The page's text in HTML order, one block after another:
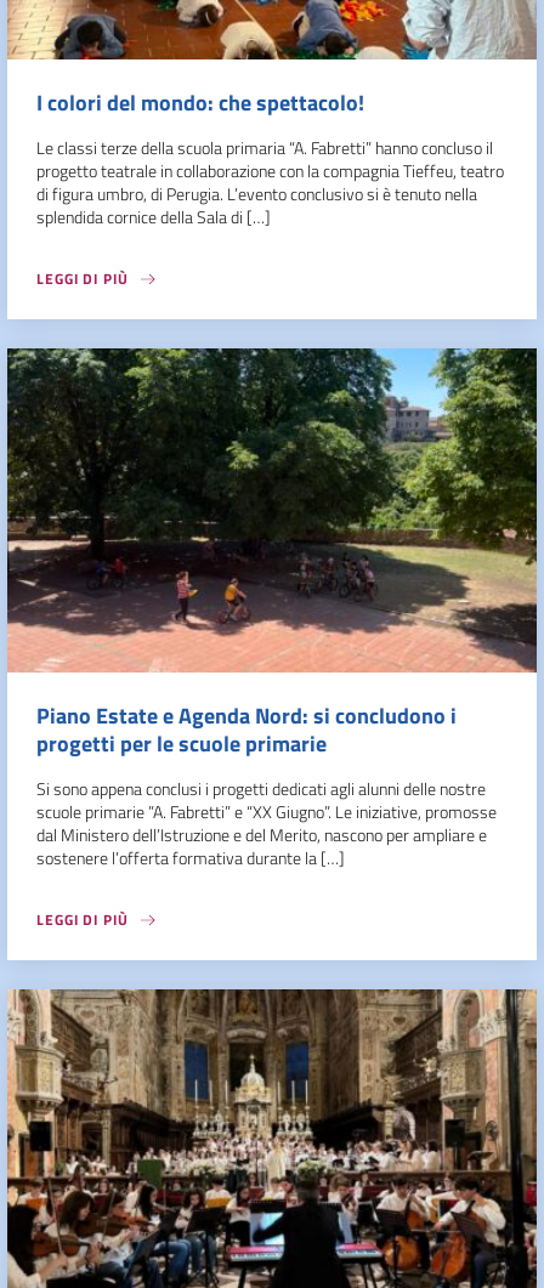
I colori del mondo: che spettacolo!
Le classi terze della scuola primaria “A. Fabretti” hanno concluso il
progetto teatrale in collaborazione con la compagnia Tieffeu, teatro
di figura umbro, di Perugia. L’evento conclusivo si è tenuto nella
splendida cornice della Sala di […]
LEGGI DI PIÙ
Piano Estate e Agenda Nord: si concludono i
progetti per le scuole primarie
Si sono appena conclusi i progetti dedicati agli alunni delle nostre
scuole primarie ”A. Fabretti” e “XX Giugno”. Le iniziative, promosse
dal Ministero dell’Istruzione e del Merito, nascono per ampliare e
sostenere l’offerta formativa durante la […]
LEGGI DI PIÙ